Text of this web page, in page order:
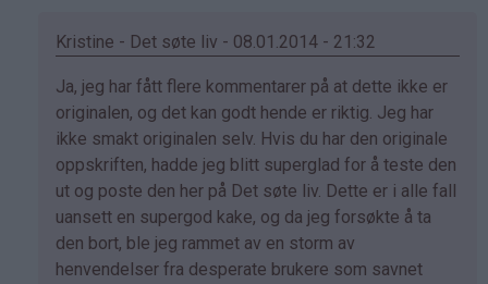
Kristine - Det søte liv - 08.01.2014 - 21:32
Som
svar
på
av
Marianne
(ikke
bekreftet)
Ja, jeg har fått flere kommentarer på at dette ikke er
originalen, og det kan godt hende er riktig. Jeg har
ikke smakt originalen selv. Hvis du har den originale
oppskriften, hadde jeg blitt superglad for å teste den
ut og poste den her på Det søte liv. Dette er i alle fall
uansett en supergod kake, og da jeg forsøkte å ta
den bort, ble jeg rammet av en storm av
henvendelser fra desperate brukere som savnet